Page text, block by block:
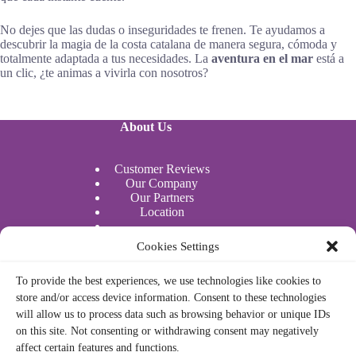
Cookies Settings
To provide the best experiences, we use technologies like cookies to
store and/or access device information. Consent to these technologies
will allow us to process data such as browsing behavior or unique IDs
on this site. Not consenting or withdrawing consent may negatively
affect certain features and functions.
No dejes que las dudas o inseguridades te frenen. Te ayudamos a
descubrir la magia de la costa catalana de manera segura, cómoda y
totalmente adaptada a tus necesidades. La aventura en el mar está a
un clic, ¿te animas a vivirla con nosotros?
About Us
Customer Reviews
Our Company
Our Partners
Location
Water Sports
Actividades acuáticas
Legal
Privacy Policy